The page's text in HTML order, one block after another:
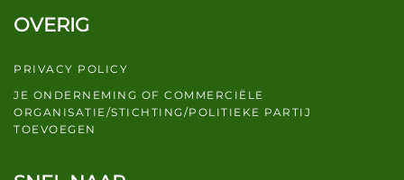
OVERIG
PRIVACY POLICY
JE ONDERNEMING OF COMMERCIËLE
ORGANISATIE/STICHTING/POLITIEKE PARTIJ
TOEVOEGEN